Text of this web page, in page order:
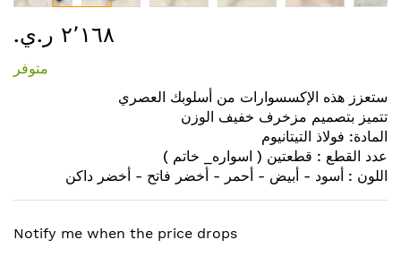
إلى
معرض
٢٬١٦٨ ر.ي.‏
متوفر
ستعزز هذه الإكسسوارات من أسلوبك العصري
تتميز بتصميم مزخرف خفيف الوزن
المادة: فولاذ التيتانيوم
عدد القطع : قطعتين ( اسواره_ خاتم )
اللون : أسود - أبيض - أحمر - أخضر فاتح - أخضر داكن
Notify me when the price drops